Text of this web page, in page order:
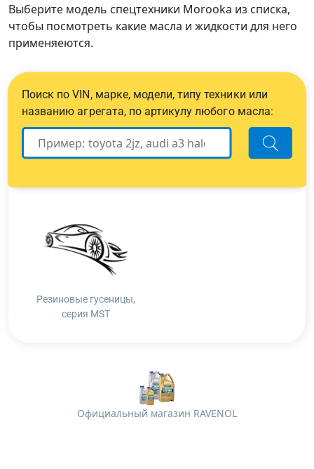
Выберите модель спецтехники Morooka из списка,
чтобы посмотреть какие масла и жидкости для него
применяеются.
Поиск по VIN, марке, модели, типу техники или
названию агрегата, по артикулу любого масла:
Резиновые гусеницы,
серия MST
Официальный магазин RAVENOL